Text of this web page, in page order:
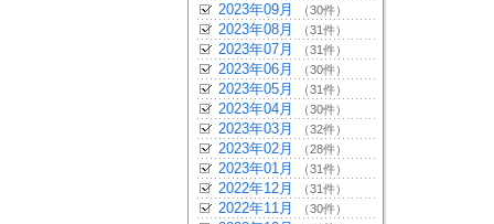
2023年09月 （30件）
2023年08月 （31件）
2023年07月 （31件）
2023年06月 （30件）
2023年05月 （31件）
2023年04月 （30件）
2023年03月 （32件）
2023年02月 （28件）
2023年01月 （31件）
2022年12月 （31件）
2022年11月 （30件）